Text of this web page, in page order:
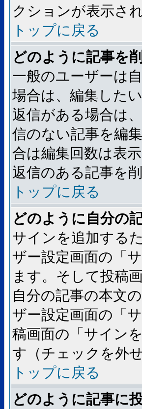
クションが表示さ
トップに戻る
どのように記事を
一般のユーザーは
場合は、編集した
返信がある場合は
信のない記事を編
合は編集回数は表
返信のある記事を
トップに戻る
どのように自分の
サインを追加する
ザー設定画面の「
ます。そして投稿
自分の記事の本文
ザー設定画面の「
稿画面の「サイン
す（チェックを外
トップに戻る
どのように記事に